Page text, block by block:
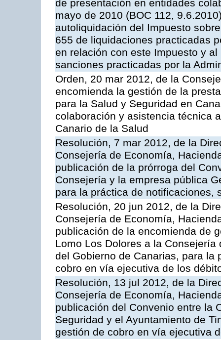
de presentación en entidades
mayo de 2010 (BOC 112,
autoliquidación del Impuesto
655 de liquidaciones practicadas
en relación con este Impuesto y
sanciones practicadas por la
Orden, 20 mar 2012, de la
encomienda la gestión de la
para la Salud y Seguridad en
colaboración y asistencia técnica
Canario de la Salud
Resolución, 7 mar 2012, de la
Consejería de Economía,
publicación de la prórroga del
Consejería y la empresa pública
para la práctica de notificaciones,
Resolución, 20 jun 2012, de la
Consejería de Economía,
publicación de la encomienda de
Lomo Los Dolores a la
del Gobierno de Canarias, para
cobro en vía ejecutiva de los
Resolución, 13 jul 2012, de la
Consejería de Economía,
publicación del Convenio entre la
Seguridad y el Ayuntamiento de
gestión de cobro en vía ejecutiva